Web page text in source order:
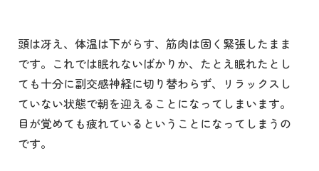
頭は冴え、体温は下がらす、筋肉は固く緊張したまま
です。これでは眠れないばかりか、たとえ眠れたとし
ても十分に副交感神経に切り替わらず、リラックスし
ていない状態で朝を迎えることになってしまいます。
目が覚めても疲れているということになってしまうの
です。